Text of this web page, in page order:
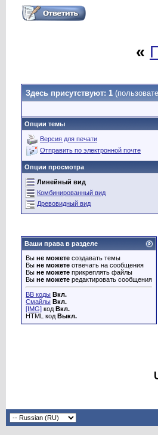
«
Здесь присутствуют: 1
Опции темы
Версия для печати
Отправить по электронной почте
Опции просмотра
Линейный вид
Комбинированный вид
Древовидный вид
Ваши права в разделе
Вы не можете создавать темы
Вы не можете отвечать на сообщения
Вы не можете прикреплять файлы
Вы не можете редактировать сообщения
BB коды Вкл.
Смайлы Вкл.
[IMG] код Вкл.
HTML код Выкл.